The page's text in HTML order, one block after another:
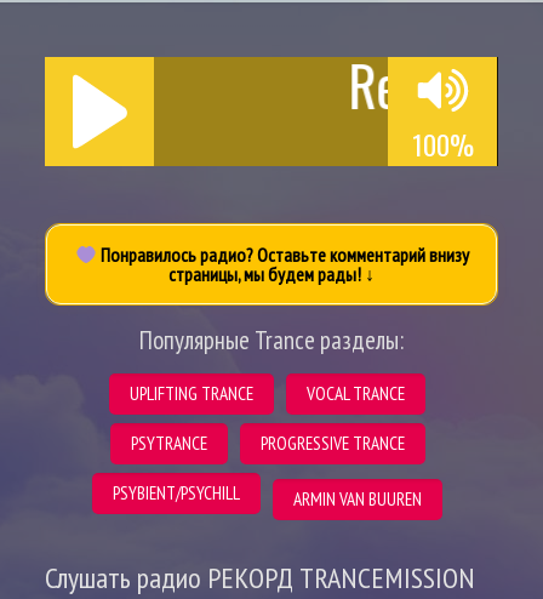
Record
100%
Понравилось радио? Оставьте комментарий внизу
страницы, мы будем рады! ↓
Популярные Trance разделы:
UPLIFTING TRANCE VOCAL TRANCE
PSYTRANCE PROGRESSIVE TRANCE
PSYBIENT/PSYCHILL ARMIN VAN BUUREN
Слушать радио РЕКОРД TRANCEMISSION